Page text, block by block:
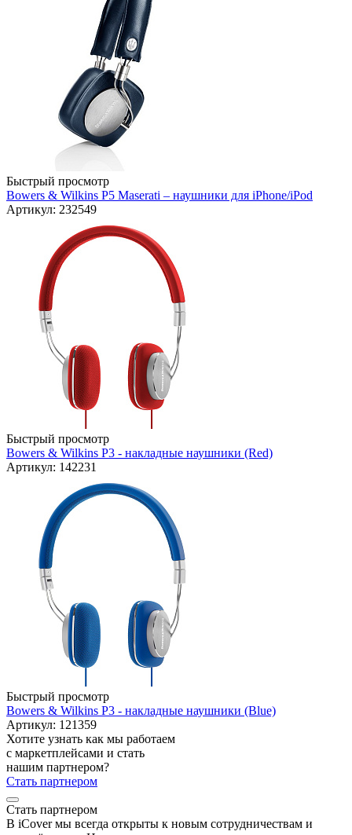
Быстрый просмотр
Bowers & Wilkins P5 Maserati – наушники для iPhone/iPod
Артикул: 232549
Быстрый просмотр
Bowers & Wilkins P3 - накладные наушники (Red)
Артикул: 142231
Быстрый просмотр
Bowers & Wilkins P3 - накладные наушники (Blue)
Артикул: 121359
Хотите узнать как мы работаем
с маркетплейсами и стать
нашим партнером?
Стать партнером
Стать партнером
В iCover мы всегда открыты к новым сотрудничествам и